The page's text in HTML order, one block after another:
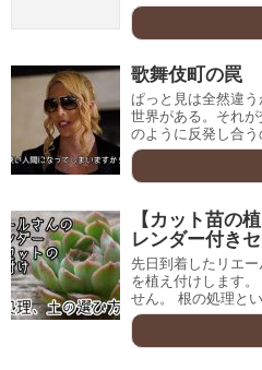
歌舞伎町の罠
ぱっと見は全然違
世界がある。それ
のように反発し合う
【カット苗の
レンダー付き
先日到着したリエ
を植え付けします
せん。 根の処理と